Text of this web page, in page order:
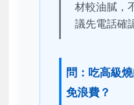
材較油膩，
議先電話確
問：吃高級
免浪費？